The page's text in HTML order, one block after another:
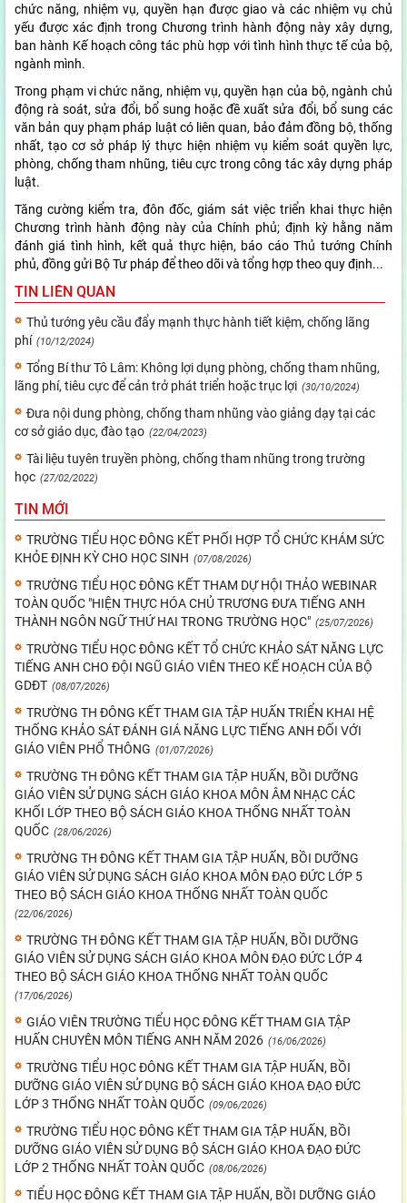
chức năng, nhiệm vụ, quyền hạn được giao và các nhiệm vụ chủ
yếu được xác định trong Chương trình hành động này xây dựng,
ban hành Kế hoạch công tác phù hợp với tình hình thực tế của bộ,
ngành mình.
Trong phạm vi chức năng, nhiệm vụ, quyền hạn của bộ, ngành chủ
động rà soát, sửa đổi, bổ sung hoặc đề xuất sửa đổi, bổ sung các
văn bản quy phạm pháp luật có liên quan, bảo đảm đồng bộ, thống
nhất, tạo cơ sở pháp lý thực hiện nhiệm vụ kiểm soát quyền lực,
phòng, chống tham nhũng, tiêu cực trong công tác xây dựng pháp
luật.
Tăng cường kiểm tra, đôn đốc, giám sát việc triển khai thực hiện
Chương trình hành động này của Chính phủ; định kỳ hằng năm
đánh giá tình hình, kết quả thực hiện, báo cáo Thủ tướng Chính
phủ, đồng gửi Bộ Tư pháp để theo dõi và tổng hợp theo quy định...
TIN LIÊN QUAN
Thủ tướng yêu cầu đẩy mạnh thực hành tiết kiệm, chống lãng
phí (10/12/2024)
Tổng Bí thư Tô Lâm: Không lợi dụng phòng, chống tham nhũng,
lãng phí, tiêu cực để cản trở phát triển hoặc trục lợi (30/10/2024)
Đưa nội dung phòng, chống tham nhũng vào giảng dạy tại các
cơ sở giáo dục, đào tạo (22/04/2023)
Tài liệu tuyên truyền phòng, chống tham nhũng trong trường
học (27/02/2022)
TIN MỚI
TRƯỜNG TIỂU HỌC ĐÔNG KẾT PHỐI HỢP TỔ CHỨC KHÁM SỨC
KHỎE ĐỊNH KỲ CHO HỌC SINH (07/08/2026)
TRƯỜNG TIỂU HỌC ĐÔNG KẾT THAM DỰ HỘI THẢO WEBINAR
TOÀN QUỐC "HIỆN THỰC HÓA CHỦ TRƯƠNG ĐƯA TIẾNG ANH
THÀNH NGÔN NGỮ THỨ HAI TRONG TRƯỜNG HỌC" (25/07/2026)
TRƯỜNG TIỂU HỌC ĐÔNG KẾT TỔ CHỨC KHẢO SÁT NĂNG LỰC
TIẾNG ANH CHO ĐỘI NGŨ GIÁO VIÊN THEO KẾ HOẠCH CỦA BỘ
GDĐT (08/07/2026)
TRƯỜNG TH ĐÔNG KẾT THAM GIA TẬP HUẤN TRIỂN KHAI HỆ
THỐNG KHẢO SÁT ĐÁNH GIÁ NĂNG LỰC TIẾNG ANH ĐỐI VỚI
GIÁO VIÊN PHỔ THÔNG (01/07/2026)
TRƯỜNG TH ĐÔNG KẾT THAM GIA TẬP HUẤN, BỒI DƯỠNG
GIÁO VIÊN SỬ DỤNG SÁCH GIÁO KHOA MÔN ÂM NHẠC CÁC
KHỐI LỚP THEO BỘ SÁCH GIÁO KHOA THỐNG NHẤT TOÀN
QUỐC (28/06/2026)
TRƯỜNG TH ĐÔNG KẾT THAM GIA TẬP HUẤN, BỒI DƯỠNG
GIÁO VIÊN SỬ DỤNG SÁCH GIÁO KHOA MÔN ĐẠO ĐỨC LỚP 5
THEO BỘ SÁCH GIÁO KHOA THỐNG NHẤT TOÀN QUỐC
(22/06/2026)
TRƯỜNG TH ĐÔNG KẾT THAM GIA TẬP HUẤN, BỒI DƯỠNG
GIÁO VIÊN SỬ DỤNG SÁCH GIÁO KHOA MÔN ĐẠO ĐỨC LỚP 4
THEO BỘ SÁCH GIÁO KHOA THỐNG NHẤT TOÀN QUỐC
(17/06/2026)
GIÁO VIÊN TRƯỜNG TIỂU HỌC ĐÔNG KẾT THAM GIA TẬP
HUẤN CHUYÊN MÔN TIẾNG ANH NĂM 2026 (16/06/2026)
TRƯỜNG TIỂU HỌC ĐÔNG KẾT THAM GIA TẬP HUẤN, BỒI
DƯỠNG GIÁO VIÊN SỬ DỤNG BỘ SÁCH GIÁO KHOA ĐẠO ĐỨC
LỚP 3 THỐNG NHẤT TOÀN QUỐC (09/06/2026)
TRƯỜNG TIỂU HỌC ĐÔNG KẾT THAM GIA TẬP HUẤN, BỒI
DƯỠNG GIÁO VIÊN SỬ DỤNG BỘ SÁCH GIÁO KHOA ĐẠO ĐỨC
LỚP 2 THỐNG NHẤT TOÀN QUỐC (08/06/2026)
TIỂU HỌC ĐÔNG KẾT THAM GIA TẬP HUẤN, BỒI DƯỠNG GIÁO